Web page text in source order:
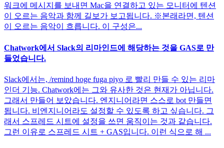
워크에 메시지를 보내면 Mac을 연결하고 있는 모니터에 텐션
이 오르는 음악과 함께 길보가 보고됩니다. ※본래라면, 텐션
이 오르는 음악이 흐릅니다. 이 구성은...
Chatwork에서 Slack의 리마인드에 해당하는 것을 GAS로 만
들었습니다.
Slack에서는, /remind hoge fuga piyo 로 빨리 만들 수 있는 리마
인더 기능. Chatwork에는 그와 유사한 것은 현재가 아닙니다.
그래서 만들어 보았습니다. 엔지니어라면 스스로 bot 만들면
됩니다. 비엔지니어라도 설정할 수 있도록 하고 싶습니다. 그
래서 스프레드 시트에 설정을 쓰면 움직이는 것과 같습니다.
그런 이유로 스프레드 시트 + GAS입니다. 이런 식으로 해 ...